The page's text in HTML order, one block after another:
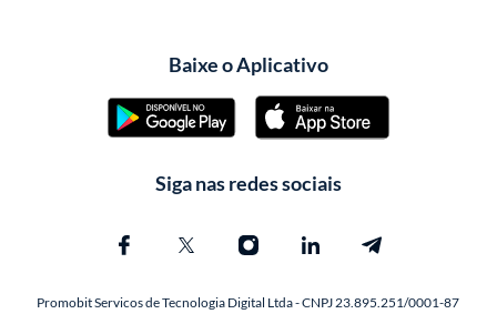
Baixe o Aplicativo
Siga nas redes sociais
Promobit Servicos de Tecnologia Digital Ltda - CNPJ 23.895.251/0001-87